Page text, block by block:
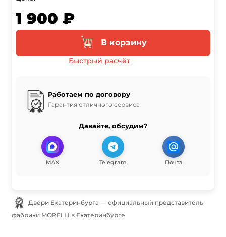
1 900 ₽
В корзину
Быстрый расчёт
Работаем по договору
Гарантия отличного сервиса
Давайте, обсудим?
MAX Telegram Почта
фабрики MORELLI в Екатеринбурге